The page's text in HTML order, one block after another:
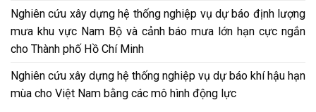
Nghiên cứu xây dựng hệ thống nghiệp vụ dự báo định lượng
mưa khu vực Nam Bộ và cảnh báo mưa lớn hạn cực ngắn
cho Thành phố Hồ Chí Minh
Nghiên cứu xây dựng hệ thống nghiệp vụ dự báo khí hậu hạn
mùa cho Việt Nam bằng các mô hình động lực